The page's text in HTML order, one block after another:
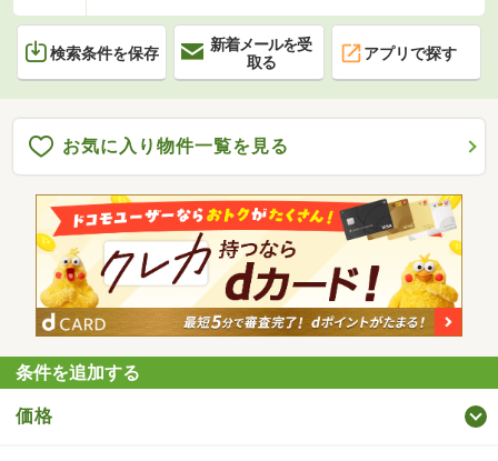
検索条件を保存
新着メールを受
取る
アプリで探す
お気に入り物件一覧を見る
条件を追加する
価格